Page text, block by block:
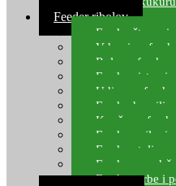
Feeder ribolov
Feeder štapovi
Vrhovi za
Role za feeder
Feeder sistemi
Udice za
Feeder hranilice
Kopče za
Feeder najloni
Feeder stolice
Feeder arm
Feeder torbe i